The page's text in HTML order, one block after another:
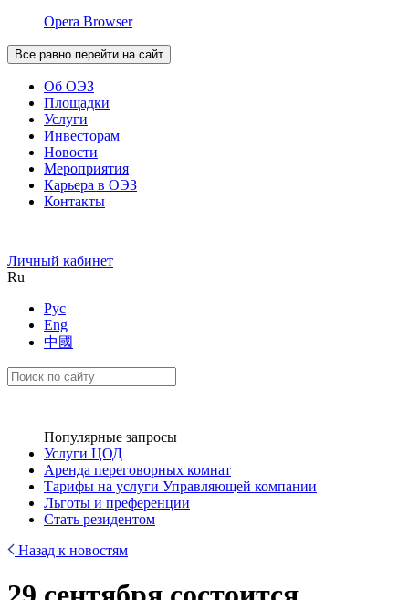
Opera Browser
Все равно перейти на сайт
Об ОЭЗ
Площадки
Услуги
Инвесторам
Новости
Мероприятия
Карьера в ОЭЗ
Контакты
Личный кабинет
Ru
Рус
Eng
中國
Популярные запросы
Услуги ЦОД
Аренда переговорных комнат
Тарифы на услуги Управляющей компании
Льготы и преференции
Стать резидентом
Назад к новостям